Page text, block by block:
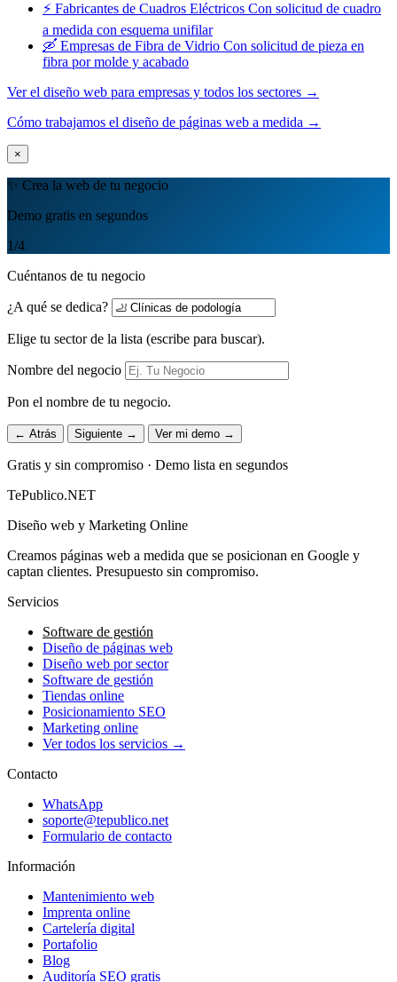
⚡ Fabricantes de Cuadros Eléctricos Con solicitud de cuadro
a medida con esquema unifilar
🛶 Empresas de Fibra de Vidrio Con solicitud de pieza en
fibra por molde y acabado
Ver el diseño web para empresas y todos los sectores →
Cómo trabajamos el diseño de páginas web a medida →
×
✨ Crea la web de tu negocio
Demo gratis en segundos
1/4
Cuéntanos de tu negocio
¿A qué se dedica?
Elige tu sector de la lista (escribe para buscar).
Nombre del negocio
Pon el nombre de tu negocio.
← Atrás Siguiente → Ver mi demo →
Gratis y sin compromiso · Demo lista en segundos
TePublico.NET
Diseño web y Marketing Online
Creamos páginas web a medida que se posicionan en Google y
captan clientes. Presupuesto sin compromiso.
Servicios
Software de gestión
Diseño de páginas web
Diseño web por sector
Software de gestión
Tiendas online
Posicionamiento SEO
Marketing online
Ver todos los servicios →
Contacto
WhatsApp
soporte@tepublico.net
Formulario de contacto
Información
Mantenimiento web
Imprenta online
Cartelería digital
Portafolio
Blog
Auditoría SEO gratis